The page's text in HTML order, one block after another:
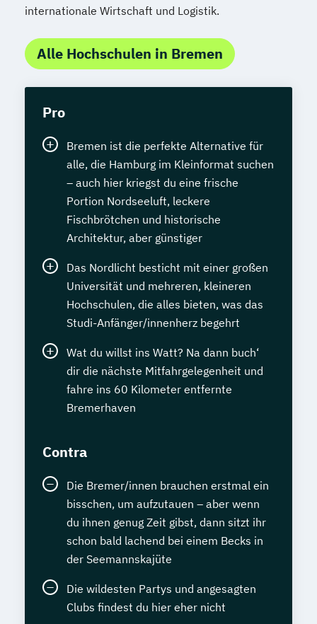
internationale Wirtschaft und Logistik.
Alle Hochschulen in Bremen
Pro
Bremen ist die perfekte Alternative für
alle, die Hamburg im Kleinformat suchen
– auch hier kriegst du eine frische
Portion Nordseeluft, leckere
Fischbrötchen und historische
Architektur, aber günstiger
Das Nordlicht besticht mit einer großen
Universität und mehreren, kleineren
Hochschulen, die alles bieten, was das
Studi-Anfänger/innenherz begehrt
Wat du willst ins Watt? Na dann buch‘
dir die nächste Mitfahrgelegenheit und
fahre ins 60 Kilometer entfernte
Bremerhaven
Contra
Die Bremer/innen brauchen erstmal ein
bisschen, um aufzutauen – aber wenn
du ihnen genug Zeit gibst, dann sitzt ihr
schon bald lachend bei einem Becks in
der Seemannskajüte
Die wildesten Partys und angesagten
Clubs findest du hier eher nicht